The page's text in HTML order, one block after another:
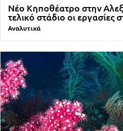
Νέο Κηποθέατρο στην
τελικό στάδιο οι
Αναλυτικά